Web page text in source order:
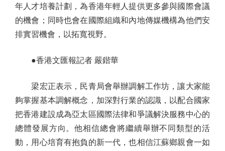
年人才培養計劃，為香港年輕人提供更多參與國際會議
的機會；同時也會在國際組織和內地傳媒機構為他們安
排實習機會，以拓寬視野。
●香港文匯報記者 嚴鍇華
梁宏正表示，民青局會舉辦調解工作坊，讓大家能
夠掌握基本調解概念，加深對行業的認識，以配合國家
把香港建設成為亞太區國際法律和爭議解決服務中心的
總體發展方向。他相信總會將繼續舉辦不同類型的活
動，用心培育有抱負的新一代，也相信江蘇鄉親會一如